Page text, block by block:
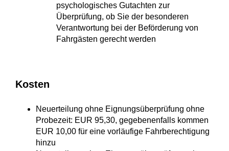
psychologisches Gutachten zur
Überprüfung, ob Sie der besonderen
Verantwortung bei der Beförderung von
Fahrgästen gerecht werden
Kosten
Neuerteilung ohne Eignungsüberprüfung ohne
Probezeit: EUR 95,30, gegebenenfalls kommen
EUR 10,00 für eine vorläufige Fahrberechtigung
hinzu